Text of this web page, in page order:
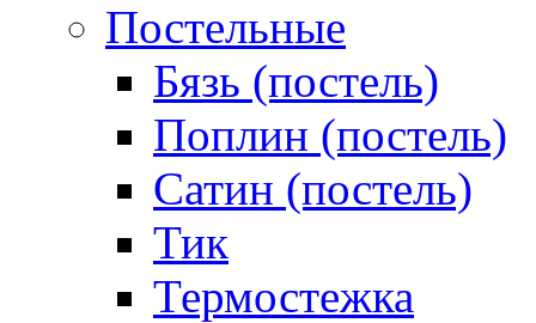
Постельные
Бязь (постель)
Поплин (постель)
Сатин (постель)
Тик
Термостежка